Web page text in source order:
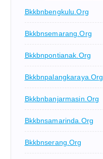
Bkkbnbengkulu.org
Bkkbnsemarang.org
Bkkbnpontianak.org
Bkkbnpalangkaraya.org
Bkkbnbanjarmasin.org
Bkkbnsamarinda.org
Bkkbnserang.org